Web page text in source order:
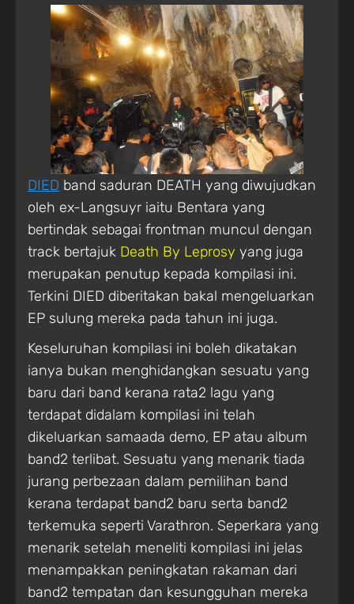
DIED band saduran DEATH yang diwujudkan
oleh ex-Langsuyr iaitu Bentara yang
bertindak sebagai frontman muncul dengan
track bertajuk Death By Leprosy yang juga
merupakan penutup kepada kompilasi ini.
Terkini DIED diberitakan bakal mengeluarkan
EP sulung mereka pada tahun ini juga.
Keseluruhan kompilasi ini boleh dikatakan
ianya bukan menghidangkan sesuatu yang
baru dari band kerana rata2 lagu yang
terdapat didalam kompilasi ini telah
dikeluarkan samaada demo, EP atau album
band2 terlibat. Sesuatu yang menarik tiada
jurang perbezaan dalam pemilihan band
kerana terdapat band2 baru serta band2
terkemuka seperti Varathron. Seperkara yang
menarik setelah meneliti kompilasi ini jelas
menampakkan peningkatan rakaman dari
band2 tempatan dan kesungguhan mereka